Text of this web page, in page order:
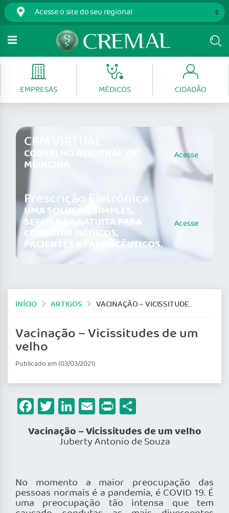
EMPRESAS MÉDICOS CIDADÃO
CRM VIRTUAL
CONSELHO REGIONAL DE
MEDICINA
Acesse
Prescrição Eletrônica
UMA SOLUÇÃO SIMPLES,
SEGURA E GRATUITA PARA
CONECTAR MÉDICOS,
PACIENTES E FARMACÊUTICOS.
Acesse
INÍCIO ARTIGOS VACINAÇÃO – VICISSITUDES DE UM VELHO
Vacinação – Vicissitudes de um
velho
Publicado em (03/03/2021)
Facebook
Twitter
LinkedIn
Email
Print
Vacinação – Vicissitudes de um velho
Juberty Antonio de Souza
No momento a maior preocupação das
pessoas normais é a pandemia, é COVID 19. É
uma preocupação tão intensa que tem